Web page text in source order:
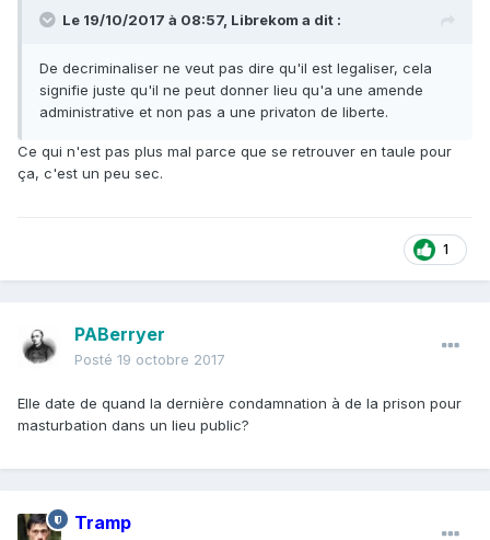
Le 19/10/2017 à 08:57, Librekom a dit :
De decriminaliser ne veut pas dire qu'il est legaliser, cela
signifie juste qu'il ne peut donner lieu qu'a une amende
administrative et non pas a une privaton de liberte.
Ce qui n'est pas plus mal parce que se retrouver en taule pour
ça, c'est un peu sec.
1
PABerryer
Posté 19 octobre 2017
Elle date de quand la dernière condamnation à de la prison pour
masturbation dans un lieu public?
Tramp